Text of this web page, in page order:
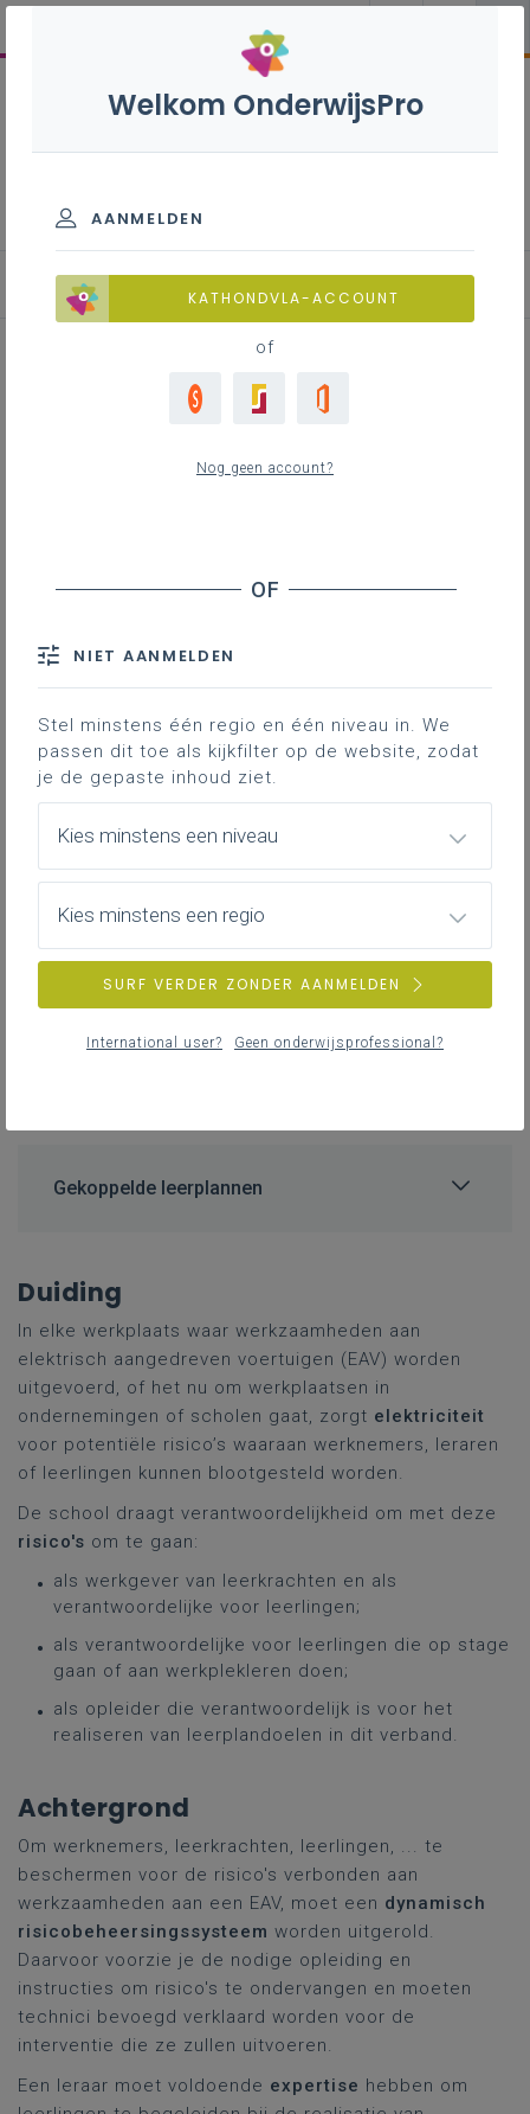
Veiligheid bij werken aan
Achtergrond
Beheersen van risico's
Werkzaamheden aan EAV tijdens stage en
werkplekleren
Downloads
Omdat werken aan elektrisch
aangedreven voertuigen risico's inhoudt,
moet je hiervoor maatregelen nemen.
Deze pagina gaat in op procedures,
interventies aan elektrisch aangedreven
Gekoppelde leerplannen
Duiding
In elke werkplaats waar werkzaamheden aan
elektrisch aangedreven voertuigen (EAV) worden
uitgevoerd, of het nu om werkplaatsen in
ondernemingen of scholen gaat, zorgt elektriciteit
voor potentiële risico’s waaraan werknemers, leraren
of leerlingen kunnen blootgesteld worden.
De school draagt verantwoordelijkheid om met deze
risico's om te gaan:
als werkgever van leerkrachten en als
verantwoordelijke voor leerlingen;
als verantwoordelijke voor leerlingen die op stage
gaan of aan werkplekleren doen;
als opleider die verantwoordelijk is voor het
realiseren van leerplandoelen in dit verband.
Achtergrond
Om werknemers, leerkrachten, leerlingen, ... te
beschermen voor de risico's verbonden aan
werkzaamheden aan een EAV, moet een dynamisch
risicobeheersingssysteem worden uitgerold.
Daarvoor voorzie je de nodige opleiding en
instructies om risico's te ondervangen en moeten
technici bevoegd verklaard worden voor de
interventie die ze zullen uitvoeren.
Een leraar moet voldoende expertise hebben om
Welkom OnderwijsPro
AANMELDEN
KATHONDVLA-ACCOUNT
of
Nog geen account?
NIET AANMELDEN
Stel minstens één regio en één niveau in. We
passen dit toe als kijkfilter op de website, zodat
je de gepaste inhoud ziet.
Kies minstens een niveau
Kies minstens een regio
SURF VERDER ZONDER AANMELDEN
International user? Geen onderwijsprofessional?